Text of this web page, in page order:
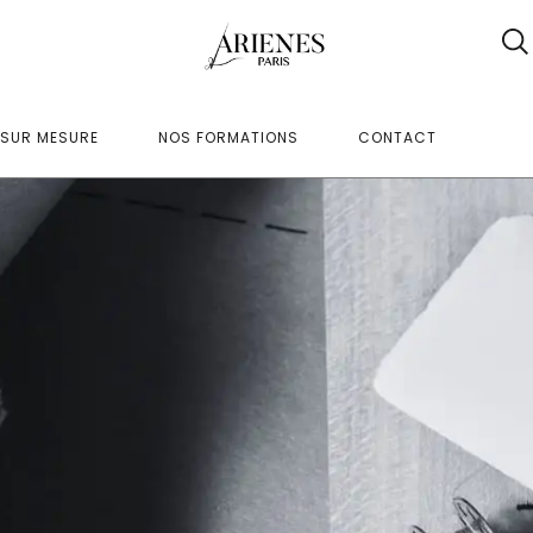
MESURE NOS FORMATIONS CONTACT